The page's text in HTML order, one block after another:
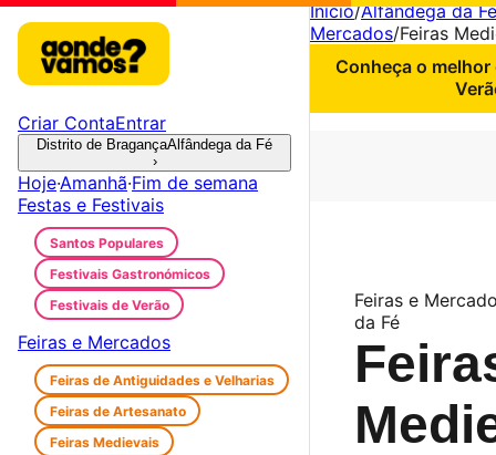
Início/Alfândega da Fé
Mercados/Feiras
Conheça o
Feiras e
da Fé
Criar ContaEntrar
Distrito de BragançaAlfândega da Fé
›
Hoje·Amanhã·Fim de semana
Festas e Festivais
Santos Populares
Festivais Gastronómicos
Festivais de Verão
Feiras e Mercados
Feiras de Antiguidades e Velharias
Feiras de Artesanato
Feiras Medievais